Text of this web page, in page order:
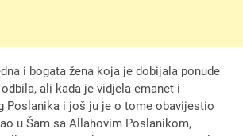
i bogata žena koja je dobijala ponude
ali kada je vidjela emanet i
Poslanika i još ju je o tome obavijestio
u Šam sa Allahovim Poslanikom,